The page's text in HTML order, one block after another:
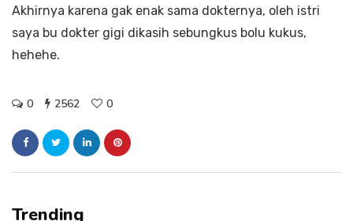
Akhirnya karena gak enak sama dokternya, oleh istri
saya bu dokter gigi dikasih sebungkus bolu kukus,
hehehe.
0 2562 0
Trending